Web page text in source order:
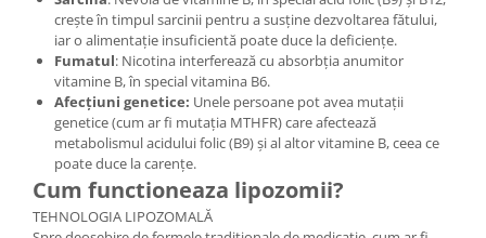
crește în timpul sarcinii pentru a susține dezvoltarea fătului,
iar o alimentație insuficientă poate duce la deficiențe.
Fumatul: Nicotina interferează cu absorbția anumitor
vitamine B, în special vitamina B6.
Afecțiuni genetice: Unele persoane pot avea mutații
genetice (cum ar fi mutația MTHFR) care afectează
metabolismul acidului folic (B9) și al altor vitamine B, ceea ce
poate duce la carențe.
Cum functioneaza lipozomii?
TEHNOLOGIA LIPOZOMALĂ